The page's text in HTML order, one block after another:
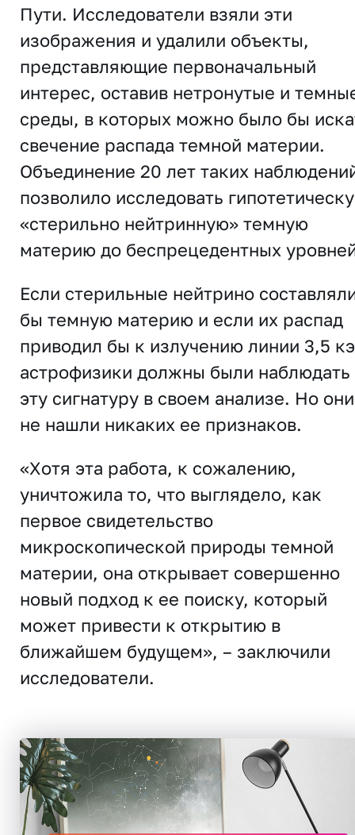
Пути. Исследователи взяли эти
изображения и удалили объекты,
представляющие первоначальный
интерес, оставив нетронутые и
среды, в которых можно было бы
свечение распада темной материи.
Объединение 20 лет таких
позволило исследовать
«стерильно нейтринную» темную
материю до беспрецедентных
Если стерильные нейтрино
бы темную материю и если их распад
приводил бы к излучению линии 3,5
астрофизики должны были наблюдать
эту сигнатуру в своем анализе. Но они
не нашли никаких ее признаков.
«Хотя эта работа, к сожалению,
уничтожила то, что выглядело, как
первое свидетельство
микроскопической природы темной
материи, она открывает совершенно
новый подход к ее поиску, который
может привести к открытию в
ближайшем будущем», – заключили
исследователи.